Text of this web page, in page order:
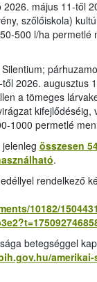
május 11-től
szőlőiskola)
500 l/ha permetlé
2026. augusztus
a tömeges
1000 permetlé
összesen
.
rendelkező
10182/
betegséggel